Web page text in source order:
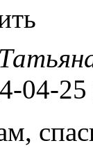
04-25